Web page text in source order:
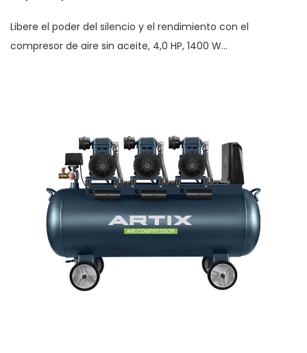
Libere el poder del silencio y el rendimiento con el
compresor de aire sin aceite, 4,0 HP, 1400 W...